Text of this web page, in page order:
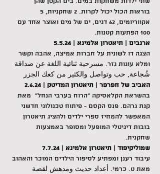
אקווריומים, 62 דגים, ים של מים ואוצר אחד עם
100 הפתעות קטנות.
ארנבים | תיאטרון אלמינא | 5.5.24
הצגה דו לשונית על חברות אמיצה, אהבה וקשר
ומלא עוגות גזר. مسرحية ثنائية اللغة عن صداقة
شُجاعة, حب وتواصل والكثير من كعك الجزر
האביב של חפרפר | תיאטרון המדיטק | 2.6.24
בהשראת הקלאסיקה "הרוח בערבי הנחל"  מאת
קנת גרהם. פנס הקסם - פיתוח טכנולוגי חדשני
המאפשר להמחיז ספרי ילדים ולהציג תיאטרון
בובות דיגיטלי המופעל ומסופר באמצעות
שחקנית.
שמוליקיפוד | תיאטרון אלמינא | 7.7.24
עיבוד רענן ומפתיע לסיפור הילדים המוכר והאהוב
מאת ט. כרמי. أعداد حديث ومدهش لقصة